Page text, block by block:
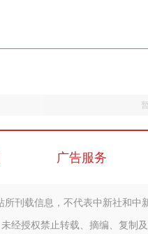
广告服务
所刊载信息，不代表中新社和中
未经授权禁止转载、摘编、复制